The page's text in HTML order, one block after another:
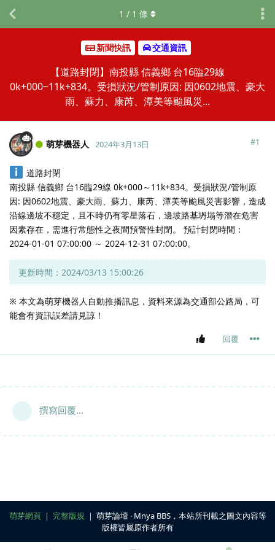
新聞快訊 交通資訊
【道路封閉】南投縣 信義鄉 台16臨29線
0k+000~11k+834。受損狀況/管制原因: 因0602地震、豪大
雨、蘇力、康芮、潭美等颱風災...
1 / 1 條
萌芽機器人 2024年3月13日 #1
道路封閉
南投縣 信義鄉 台16臨29線 0k+000～11k+834。受損狀況/管制原
因: 因0602地震、豪大雨、蘇力、康芮、潭美等颱風災害影響，造成
沿線邊坡不穩定，且不時仍有零星落石，邊坡路基坍塌等潛在危害
因素存在，需進行常態性之夜間預警性封閉。 預計封閉時間：
2024-01-01 07:00:00 ～ 2024-12-31 07:00:00。
更新時間：2024/03/13 15:00:26
※ 本文為萌芽機器人自動推播訊息，資料來源為交通部公路局，可
能會有資訊誤差請見諒！
回覆
撰寫回覆...
萌芽網頁｜ 完整版規 ｜ 萌芽論壇 ‧ Mnya BBS，本站所刊載之圖文內容等
版權皆屬原作者所有